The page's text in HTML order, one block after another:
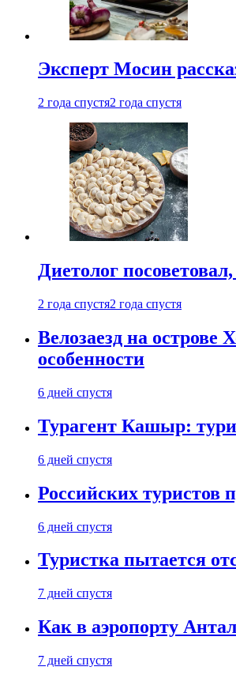
Эксперт Мосин
2 года спустя2 года спустя
Диетолог
2 года спустя2 года спустя
Велозаезд на острове
особенности
6 дней спустя
Турагент Кашыр:
6 дней спустя
Российских туристов
6 дней спустя
Туристка пытается
7 дней спустя
Как в аэропорту
7 дней спустя